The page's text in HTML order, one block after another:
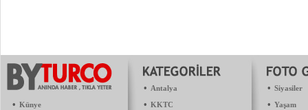
• Künye
• Antalya
• KKTC
• Siyasiler
• Yaşam